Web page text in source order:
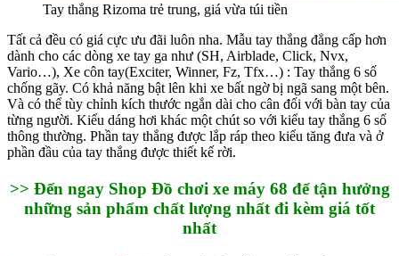
Tay thắng Rizoma trẻ trung, giá vừa túi tiền
Tất cả đều có giá cực ưu đãi luôn nha. Mẫu tay thắng đẳng cấp hơn
dành cho các dòng xe tay ga như (SH, Airblade, Click, Nvx,
Vario…), Xe côn tay(Exciter, Winner, Fz, Tfx…) : Tay thắng 6 số
chống gãy. Có khả năng bật lên khi xe bất ngờ bị ngã sang một bên.
Và có thể tùy chỉnh kích thước ngắn dài cho cân đối với bàn tay của
từng người. Kiểu dáng hơi khác một chút so với kiểu tay thắng 6 số
thông thường. Phần tay thắng được lắp ráp theo kiểu tăng đưa và ở
phần đầu của tay thắng được thiết kế rời.
>> Đến ngay Shop Đồ chơi xe máy 68 để tận hưởng
những sản phẩm chất lượng nhất đi kèm giá tốt
nhất